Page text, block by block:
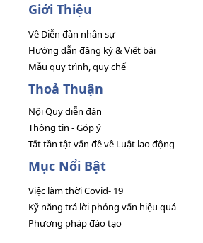
Giới Thiệu
Về Diễn đàn nhân sự
Hướng dẫn đăng ký & Viết bài
Mẫu quy trình, quy chế
Thoả Thuận
Nội Quy diễn đàn
Thông tin - Góp ý
Tất tần tật vấn đề về Luật lao động
Mục Nổi Bật
Việc làm thời Covid- 19
Kỹ năng trả lời phỏng vấn hiệu quả
Phương pháp đào tạo